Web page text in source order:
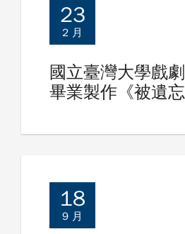
23
2 月
國立臺灣大學戲
畢業製作《被遺忘
18
9 月